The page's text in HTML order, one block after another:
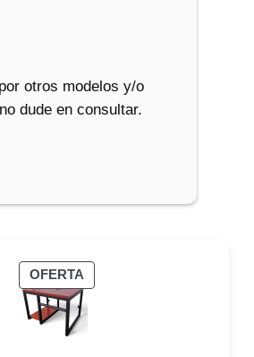
otros modelos y/o
dude en consultar.
OFERTAPRODUCTO
EN
OFERTA